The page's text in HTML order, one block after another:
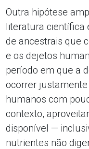
Outra hipótese
literatura científica
de ancestrais que
e os dejetos
período em que a
ocorrer
humanos com
contexto,
disponível —
nutrientes não